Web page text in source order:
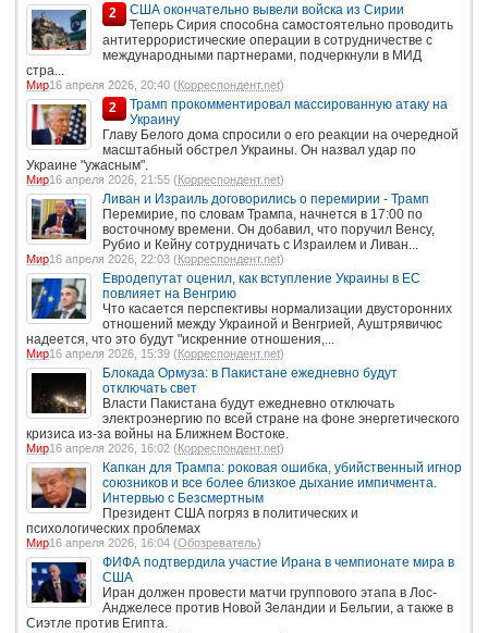
2
США окончательно вывели войска из Сирии
Теперь Сирия способна самостоятельно проводить
антитеррористические операции в сотрудничестве с
международными партнерами, подчеркнули в МИД
стра...
Мир16 апреля 2026, 20:40 (Корреспондент.net)
2
Трамп прокомментировал массированную атаку на
Украину
Главу Белого дома спросили о его реакции на очередной
масштабный обстрел Украины. Он назвал удар по
Украине "ужасным".
Мир16 апреля 2026, 21:55 (Корреспондент.net)
Ливан и Израиль договорились о перемирии - Трамп
Перемирие, по словам Трампа, начнется в 17:00 по
восточному времени. Он добавил, что поручил Венсу,
Рубио и Кейну сотрудничать с Израилем и Ливан...
Мир16 апреля 2026, 22:03 (Корреспондент.net)
Евродепутат оценил, как вступление Украины в ЕС
повлияет на Венгрию
Что касается перспективы нормализации двусторонних
отношений между Украиной и Венгрией, Ауштрявичюс
надеется, что это будут "искренние отношения,...
Мир16 апреля 2026, 15:39 (Корреспондент.net)
Блокада Ормуза: в Пакистане ежедневно будут
отключать свет
Власти Пакистана будут ежедневно отключать
электроэнергию по всей стране на фоне энергетического
кризиса из-за войны на Ближнем Востоке.
Мир16 апреля 2026, 16:02 (Корреспондент.net)
Капкан для Трампа: роковая ошибка, убийственный игнор
союзников и все более близкое дыхание импичмента.
Интервью с Безсмертным
Президент США погряз в политических и
психологических проблемах
Мир16 апреля 2026, 16:04 (Обозреватель)
ФИФА подтвердила участие Ирана в чемпионате мира в
США
Иран должен провести матчи группового этапа в Лос-
Анджелесе против Новой Зеландии и Бельгии, а также в
Сиэтле против Египта.